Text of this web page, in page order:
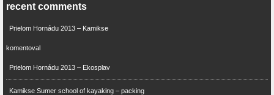
recent comments
Prielom Hornádu 2013 – Kamikse
komentoval
Prielom Hornádu 2013 – Ekosplav
Kamikse Sumer school of kayaking – packing